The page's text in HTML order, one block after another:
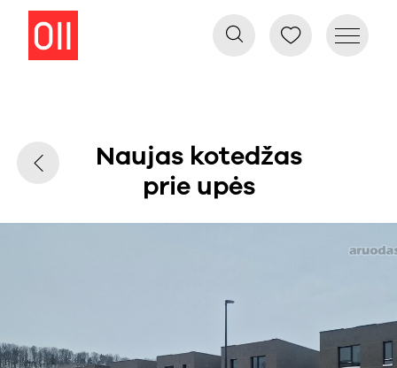
Naujas kotedžas
prie upės